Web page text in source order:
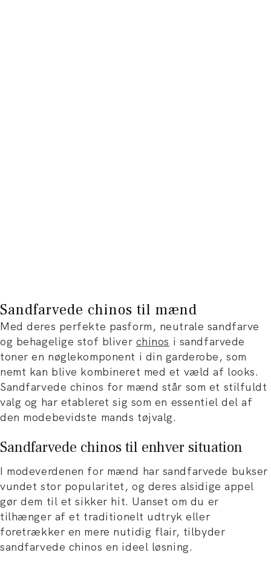
Sandfarvede chinos til mænd
Med deres perfekte pasform, neutrale sandfarve
og behagelige stof bliver chinos i sandfarvede
toner en nøglekomponent i din garderobe, som
nemt kan blive kombineret med et væld af looks.
Sandfarvede chinos for mænd står som et stilfuldt
valg og har etableret sig som en essentiel del af
den modebevidste mands tøjvalg.
Sandfarvede chinos til enhver situation
I modeverdenen for mænd har sandfarvede bukser
vundet stor popularitet, og deres alsidige appel
gør dem til et sikker hit. Uanset om du er
tilhænger af et traditionelt udtryk eller
foretrækker en mere nutidig flair, tilbyder
sandfarvede chinos en ideel løsning.